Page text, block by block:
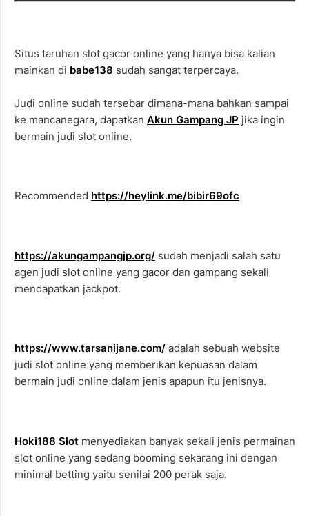
Situs taruhan slot gacor online yang hanya bisa kalian
mainkan di babe138 sudah sangat terpercaya.
Judi online sudah tersebar dimana-mana bahkan sampai
ke mancanegara, dapatkan Akun Gampang JP jika ingin
bermain judi slot online.
Recommended https://heylink.me/bibir69ofc
https://akungampangjp.org/ sudah menjadi salah satu
agen judi slot online yang gacor dan gampang sekali
mendapatkan jackpot.
https://www.tarsanijane.com/ adalah sebuah website
judi slot online yang memberikan kepuasan dalam
bermain judi online dalam jenis apapun itu jenisnya.
Hoki188 Slot menyediakan banyak sekali jenis permainan
slot online yang sedang booming sekarang ini dengan
minimal betting yaitu senilai 200 perak saja.